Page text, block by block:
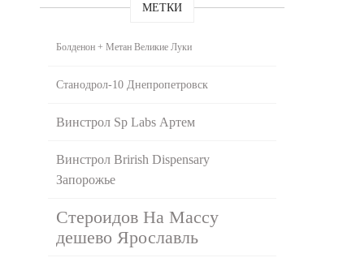
МЕТКИ
Болденон + Метан Великие Луки
Станодрол-10 Днепропетровск
Винстрол Sp Labs Артем
Винстрол Brirish Dispensary
Запорожье
Стероидов На Массу
дешево Ярославль